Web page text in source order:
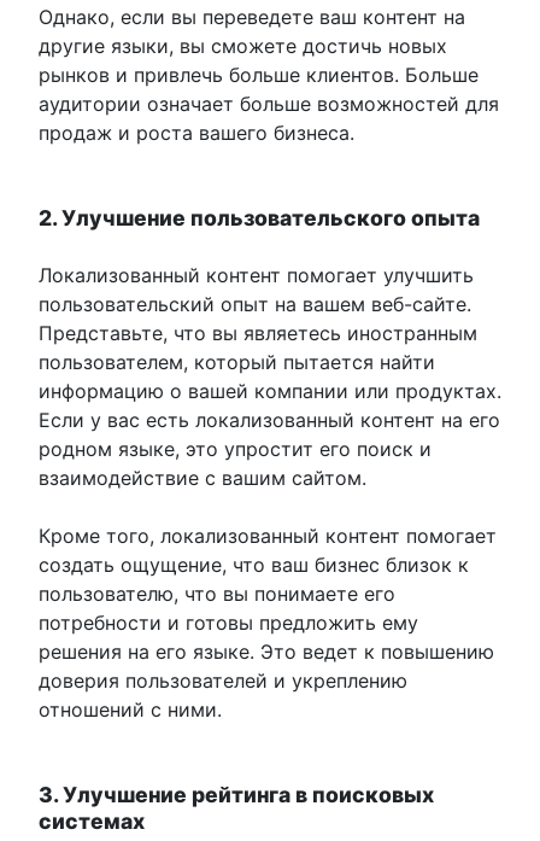
Однако, если вы переведете ваш контент на
другие языки, вы сможете достичь новых
рынков и привлечь больше клиентов. Больше
аудитории означает больше возможностей для
продаж и роста вашего бизнеса.
2. Улучшение пользовательского опыта
Локализованный контент помогает улучшить
пользовательский опыт на вашем веб-сайте.
Представьте, что вы являетесь иностранным
пользователем, который пытается найти
информацию о вашей компании или продуктах.
Если у вас есть локализованный контент на его
родном языке, это упростит его поиск и
взаимодействие с вашим сайтом.
Кроме того, локализованный контент помогает
создать ощущение, что ваш бизнес близок к
пользователю, что вы понимаете его
потребности и готовы предложить ему
решения на его языке. Это ведет к повышению
доверия пользователей и укреплению
отношений с ними.
3. Улучшение рейтинга в поисковых
системах